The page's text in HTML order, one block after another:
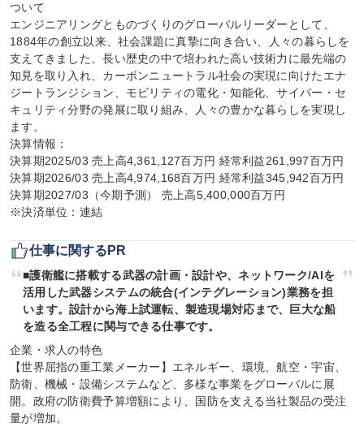
ついて
エンジニアリングとものづくりのグローバルリーダーとして、
1884年の創立以来、社会課題に真摯に向き合い、人々の暮らしを
支えてきました。長い歴史の中で培われた高い技術力に最先端の
知見を取り入れ、カーボンニュートラル社会の実現に向けたエナ
ジートランジション、モビリティの電化・知能化、サイバー・セ
キュリティ分野の発展に取り組み、人々の豊かな暮らしを実現し
ます。
決算情報：
決算期2025/03 売上高4,361,127百万円 経常利益261,997百万円
決算期2026/03 売上高4,974,168百万円 経常利益345,942百万円
決算期2027/03（今期予測） 売上高5,400,000百万円
※決済単位：連結
仕事に関するPR
■護衛艦に搭載する武器の計画・設計や、ネットワーク/AIを
活用した武器システムの統合(インテグレーション)業務を担
います。設計から海上試運転、製造現場対応まで、巨大な船
を造る全工程に関与できる仕事です。
企業・求人の特色
【世界屈指の重工業メーカー】エネルギー、環境、航空・宇宙、
防衛、機械・設備システムなど、多様な事業をグローバルに展
開。政府の防衛費予算増額により、国防を支える当社製品の受注
量が増加。